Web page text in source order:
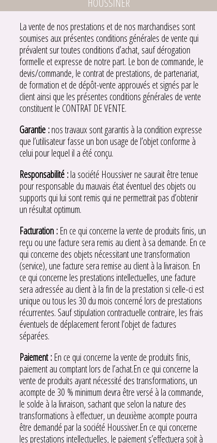
La vente de nos prestations et de nos marchandises sont
soumises aux présentes conditions générales de vente qui
prévalent sur toutes conditions d’achat, sauf dérogation
formelle et expresse de notre part. Le bon de commande, le
devis/commande, le contrat de prestations, de partenariat,
de formation et de dépôt-vente approuvés et signés par le
client ainsi que les présentes conditions générales de vente
constituent le CONTRAT DE VENTE.
Garantie :nos travaux sont garantis à la condition expresse
que l’utilisateur fasse un bon usage de l’objet conforme à
celui pour lequel il a été conçu.
Responsabilité :la société Houssiver ne saurait être tenue
pour responsable du mauvais état éventuel des objets ou
supports qui lui sont remis qui ne permettrait pas d’obtenir
un résultat optimum.
Facturation : En ce qui concerne la vente de produits finis, un
reçu ou une facture sera remis au client à sa demande. En ce
qui concerne des objets nécessitant une transformation
(service), une facture sera remise au client à la livraison. En
ce qui concerne les prestations intellectuelles, une facture
sera adressée au client à la fin de la prestation si celle-ci est
unique ou tous les 30 du mois concerné lors de prestations
récurrentes. Sauf stipulation contractuelle contraire, les frais
éventuels de déplacement feront l’objet de factures
séparées.
Paiement : En ce qui concerne la vente de produits finis,
paiement au comptant lors de l’achat.En ce qui concerne la
vente de produits ayant nécessité des transformations, un
acompte de 30 % minimum devra être versé à la commande,
le solde à la livraison, sachant que selon la nature des
transformations à effectuer, un deuxième acompte pourra
être demandé par la société Houssiver.En ce qui concerne
les prestations intellectuelles, le paiement s’effectuera soit à